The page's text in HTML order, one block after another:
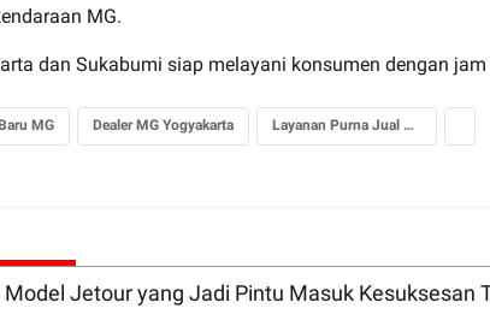
MG.
dan Sukabumi siap melayani konsumen dengan
MG Dealer MG Yogyakarta Layanan Purna Jual MG Indonesia
Jetour yang Jadi Pintu Masuk Kesuksesan